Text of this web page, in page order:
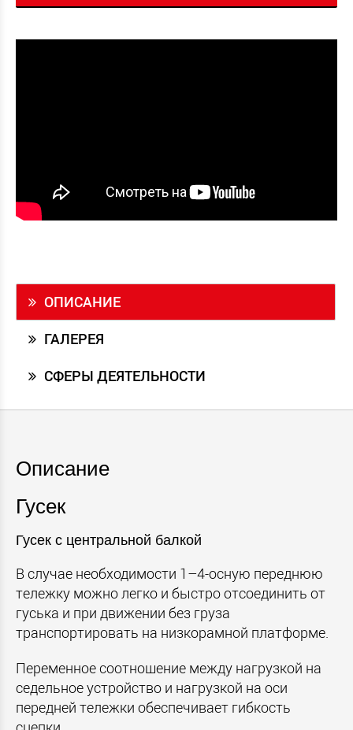
ОПИСАНИЕ
ГАЛЕРЕЯ
СФЕРЫ ДЕЯТЕЛЬНОСТИ
Описание
Гусек
Гусек с центральной балкой
В случае необходимости 1–4-осную переднюю
тележку можно легко и быстро отсоединить от
гуська и при движении без груза
транспортировать на низкорамной платформе.
Переменное соотношение между нагрузкой на
седельное устройство и нагрузкой на оси
передней тележки обеспечивает гибкость